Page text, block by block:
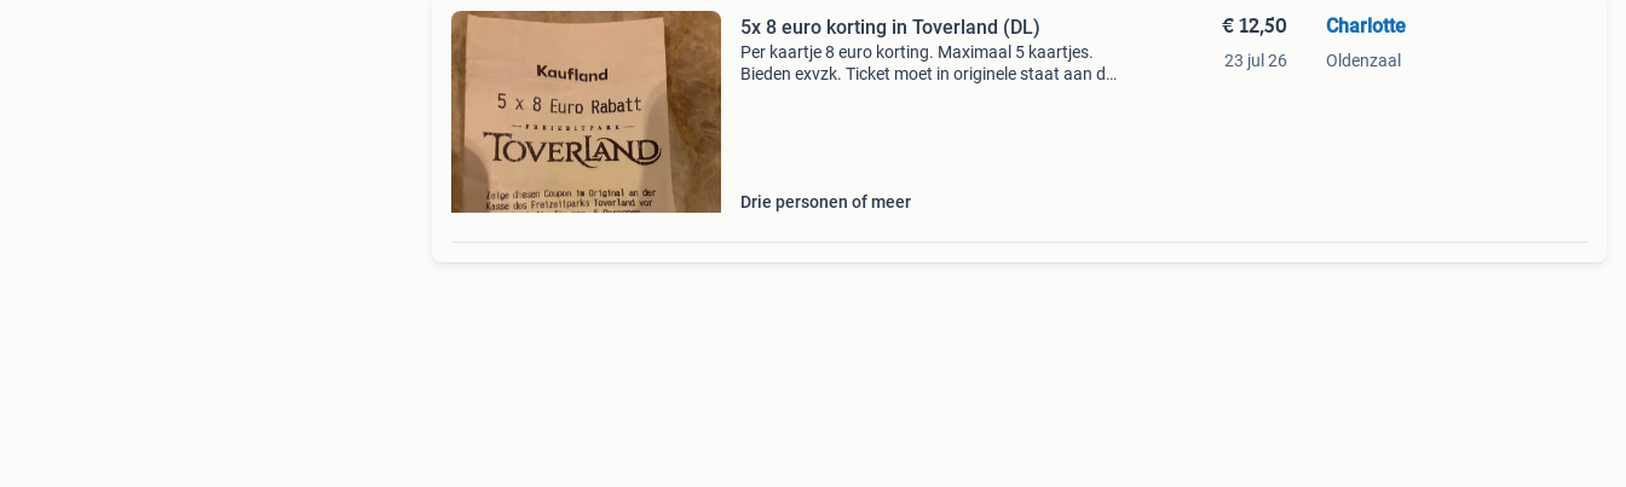
5x 8 euro korting in Toverland (DL)
Per kaartje 8 euro korting. Maximaal 5 kaartjes.
Bieden exvzk. Ticket moet in originele staat aan de
Drie personen of meer
€ 12,50
23 jul 26
Charlotte
Oldenzaal